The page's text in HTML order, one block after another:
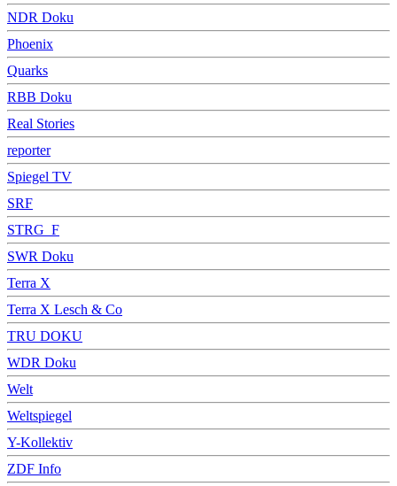
NDR Doku
Phoenix
Quarks
RBB Doku
Real Stories
reporter
Spiegel TV
SRF
STRG_F
SWR Doku
Terra X
Terra X Lesch & Co
TRU DOKU
WDR Doku
Welt
Weltspiegel
Y-Kollektiv
ZDF Info